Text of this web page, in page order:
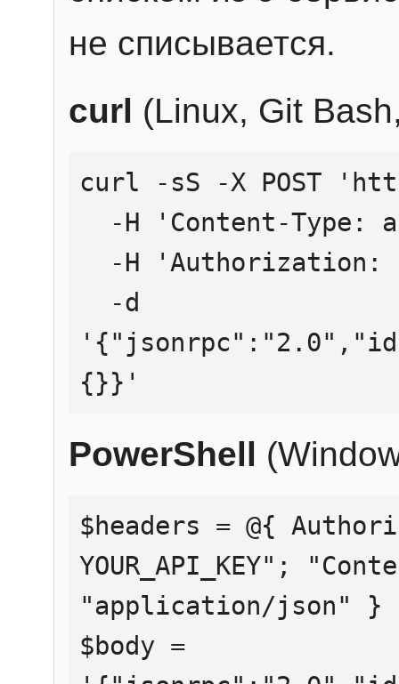
не списывается.
curl (Linux, Git
curl -sS -X POST
{}}'
PowerShell
$headers = @{
YOUR_API_KEY";
"application/json" }
$body =